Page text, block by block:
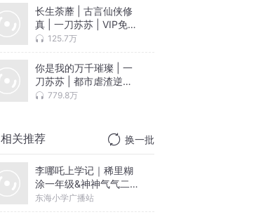
长生荼蘼 | 古言仙侠修
真 | 一刀苏苏 | VIP免费
| 多人有声剧
125.7万
你是我的万千璀璨 | 一
刀苏苏 | 都市虐渣逆袭
反套路爽文 | VIP免费 |
779.8万
相关推荐 换一批
李哪吒上学记｜稀里糊
涂一年级&神神气气二年
级
东海小学广播站